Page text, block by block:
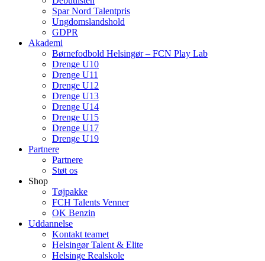
Spar Nord Talentpris
Ungdomslandshold
GDPR
Akademi
Børnefodbold Helsingør – FCN Play Lab
Drenge U10
Drenge U11
Drenge U12
Drenge U13
Drenge U14
Drenge U15
Drenge U17
Drenge U19
Partnere
Partnere
Støt os
Shop
Tøjpakke
FCH Talents Venner
OK Benzin
Uddannelse
Kontakt teamet
Helsingør Talent & Elite
Helsinge Realskole